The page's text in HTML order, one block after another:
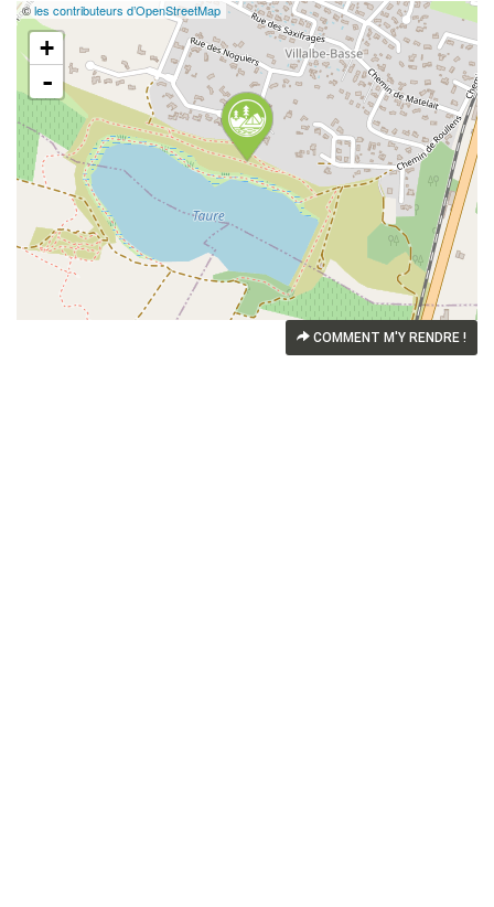
©les contributeurs d’OpenStreetMap
+
-
COMMENT M'Y RENDRE !